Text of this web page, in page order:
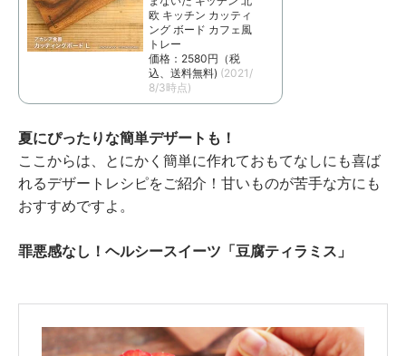
欧 キッチン カッティ
ング ボード カフェ風
トレー
価格：2580円（税
込、送料無料) (2021/
8/3時点)
夏にぴったりな簡単デザートも！
ここからは、とにかく簡単に作れておもてなしにも喜ば
れるデザートレシピをご紹介！甘いものが苦手な方にも
おすすめですよ。
罪悪感なし！ヘルシースイーツ「豆腐ティラミス」